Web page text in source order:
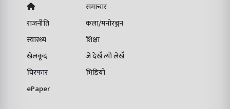
समाचार
राजनीति
कला/मनोरञ्जन
स्वास्थ्य
शिक्षा
खेलकूद
जे देखेँ त्यो लेखेँ
चिरफार
भिडियो
ePaper